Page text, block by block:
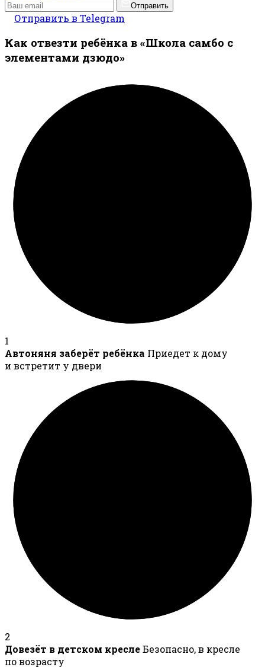
Отправить
Отправить в Telegram
Как отвезти ребёнка в «Школа самбо с
элементами дзюдо»
1
Автоняня заберёт ребёнка Приедет к дому
и встретит у двери
2
Довезёт в детском креслеБезопасно, в кресле
по возрасту